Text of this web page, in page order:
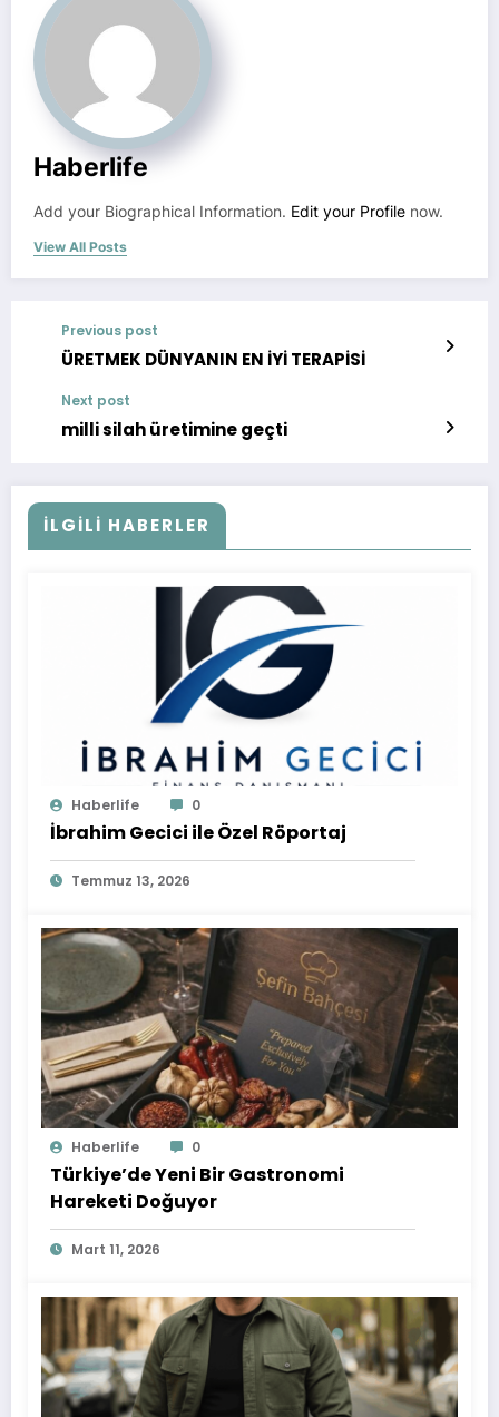
Haberlife
Add your Biographical Information. Edit your Profile now.
View All Posts
Previous post
ÜRETMEK DÜNYANIN EN İYİ TERAPİSİ
Next post
milli silah üretimine geçti
İLGILI HABERLER
Haberlife 0
İbrahim Gecici ile Özel Röportaj
Temmuz 13, 2026
Haberlife 0
Türkiye’de Yeni Bir Gastronomi
Hareketi Doğuyor
Mart 11, 2026